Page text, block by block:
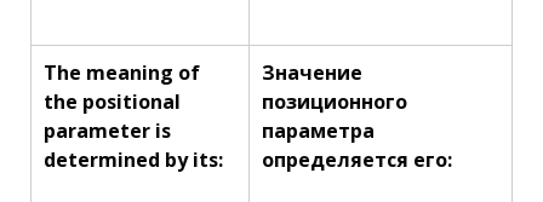
The meaning of
the positional
parameter is
determined by its:
Значение
позиционного
параметра
определяется его: